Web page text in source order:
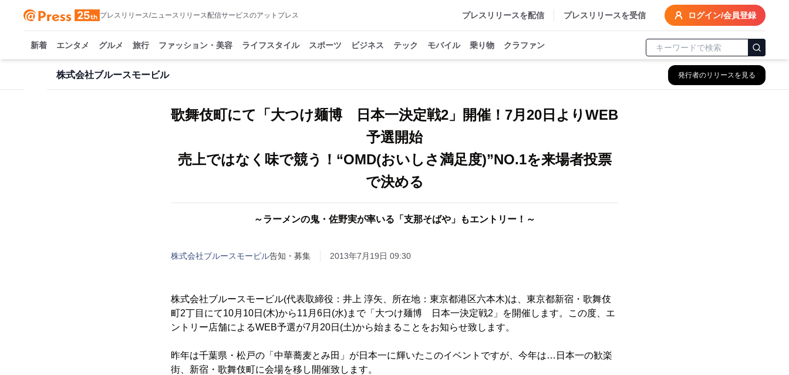
プレスリリース/ニュースリリース配信サービスのアットプレス プレスリリースを配信 プレスリリースを受信 ログイン/会員登録
新着 エンタメ グルメ 旅行 ファッション・美容 ライフスタイル スポーツ ビジネス テック モバイル 乗り物 クラファン
株式会社ブルースモービル 発行者のリリースを見る
歌舞伎町にて「大つけ麺博 日本一決定戦2」開催！7月20日よりWEB
予選開始
売上ではなく味で競う！“OMD(おいしさ満足度)”NO.1を来場者投票
で決める
～ラーメンの鬼・佐野実が率いる「支那そばや」もエントリー！～
株式会社ブルースモービル告知・募集 2013年7月19日 09:30
株式会社ブルースモービル(代表取締役：井上 淳矢、所在地：東京都港区六本木)は、東京都新宿・歌舞伎
町2丁目にて10月10日(木)から11月6日(水)まで「大つけ麺博 日本一決定戦2」を開催します。この度、エ
ントリー店舗によるWEB予選が7月20日(土)から始まることをお知らせ致します。
昨年は千葉県・松戸の「中華蕎麦とみ田」が日本一に輝いたこのイベントですが、今年は…日本一の歓楽
街、新宿・歌舞伎町に会場を移し開催致します。